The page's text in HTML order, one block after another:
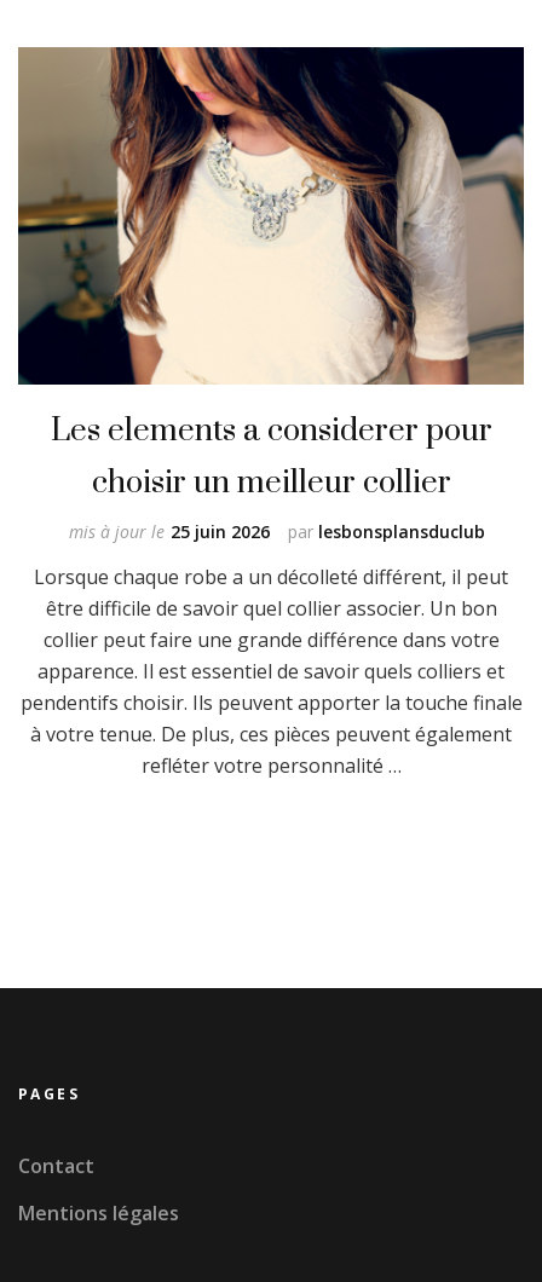
Les elements a considerer pour
choisir un meilleur collier
par lesbonsplansduclub
mis à jour le 25 juin 2026
Lorsque chaque robe a un décolleté différent, il peut
être difficile de savoir quel collier associer. Un bon
collier peut faire une grande différence dans votre
apparence. Il est essentiel de savoir quels colliers et
pendentifs choisir. Ils peuvent apporter la touche finale
à votre tenue. De plus, ces pièces peuvent également
refléter votre personnalité …
PAGES
Contact
Mentions légales